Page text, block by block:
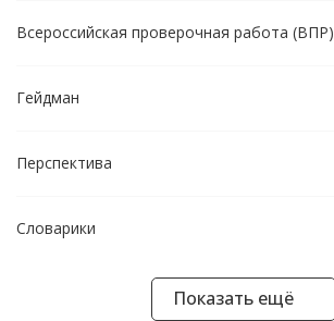
Всероссийская проверочная работа (ВПР)
Гейдман
Перспектива
Словарики
Показать ещё